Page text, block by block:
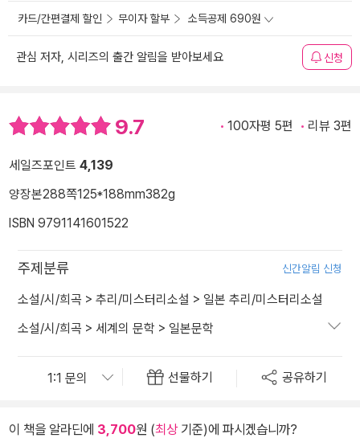
카드/간편결제 할인 무이자 할부 소득공제 690원
관심 저자, 시리즈의 출간 알림을 받아보세요 신청
9.7 100자평 5편 리뷰 3편
세일즈포인트 4,139
양장본288쪽125*188mm382g
ISBN 9791141601522
주제분류 신간알림 신청
소설/시/희곡 > 추리/미스터리소설 > 일본 추리/미스터리소설
소설/시/희곡 > 세계의 문학 > 일본문학
선물하기 공유하기
이 책을 알라딘에 3,700원 (최상기준)에 파시겠습니까?